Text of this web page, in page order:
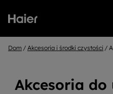
Dom Akcesoria i środki czystości
Akcesoria do